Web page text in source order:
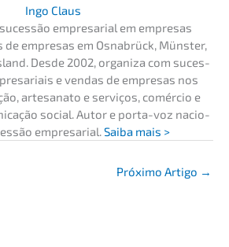
Ingo Claus
empre­sa­ri­al em empre­sas
empre­sas em Osnabrück, Münster,
Desde 2002, organi­za com suces­
e vendas de empre­sas nos
artesa­na­to e servi­ços, comércio e
social. Autor e porta-voz nacio­
empre­sa­ri­al.Saiba mais >
Próxi­mo Artigo →